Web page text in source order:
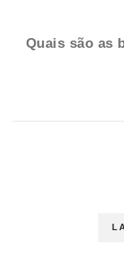
Quais são as